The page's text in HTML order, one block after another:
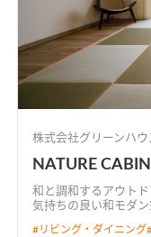
株式会社グリーンハウ
NATURE
和と調和するアウト
気持ちの良い和モダ
#リビング・ダイニング